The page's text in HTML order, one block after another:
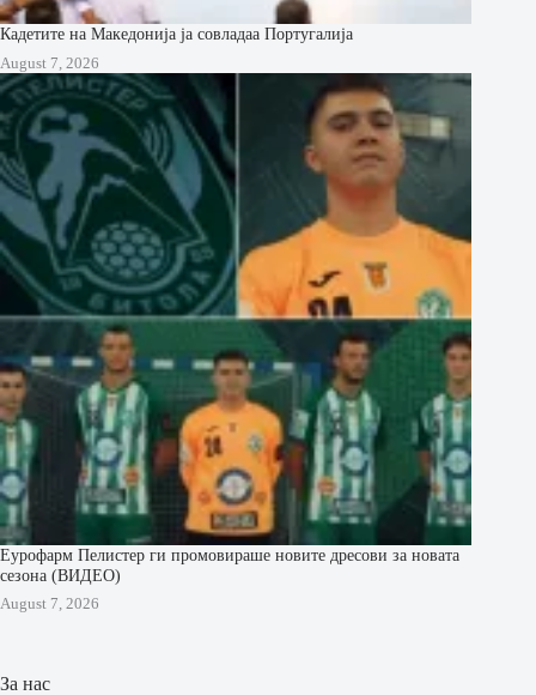
Кадетите на Македонија ја совладаа Португалија
August 7, 2026
Еурофарм Пелистер ги промовираше новите дресови за новата
сезона (ВИДЕО)
August 7, 2026
За нас